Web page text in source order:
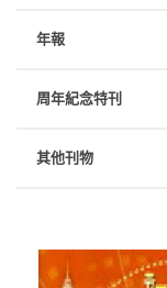
年報
周年紀念特刊
其他刊物